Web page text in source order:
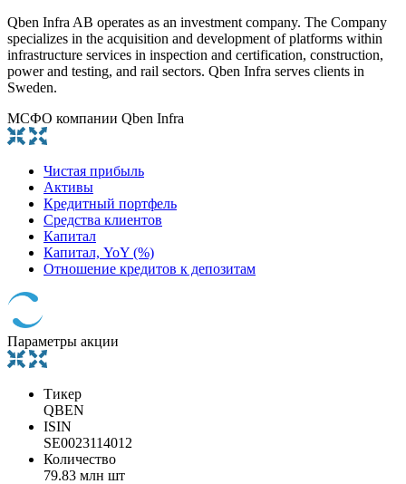
Qben Infra AB operates as an investment company. The Company
specializes in the acquisition and development of platforms within
infrastructure services in inspection and certification, construction,
power and testing, and rail sectors. Qben Infra serves clients in
Sweden.
МСФО компании Qben Infra
Чистая прибыль
Активы
Кредитный портфель
Средства клиентов
Капитал
Капитал, YoY (%)
Отношение кредитов к депозитам
Параметры акции
Тикер
QBEN
ISIN
SE0023114012
Количество
79.83 млн шт